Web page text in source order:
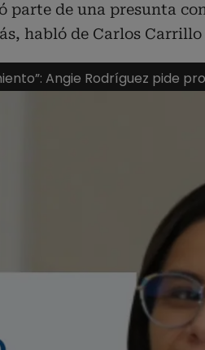
parte de una presunta
habló de Carlos
Angie Rodríguez pide